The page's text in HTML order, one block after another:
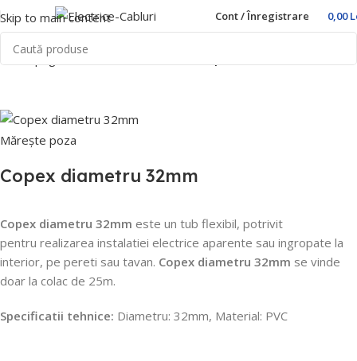
Skip to main content Cont / Înregistrare 0,00
Prima pagină
Mărește poza
Copex diametru 32mm
Copex diametru 32mm este un tub flexibil, potrivit
pentru realizarea instalatiei electrice aparente sau ingropate la
interior, pe pereti sau tavan. Copex diametru 32mm se vinde
doar la colac de 25m.
Specificatii tehnice: Diametru: 32mm, Material: PVC